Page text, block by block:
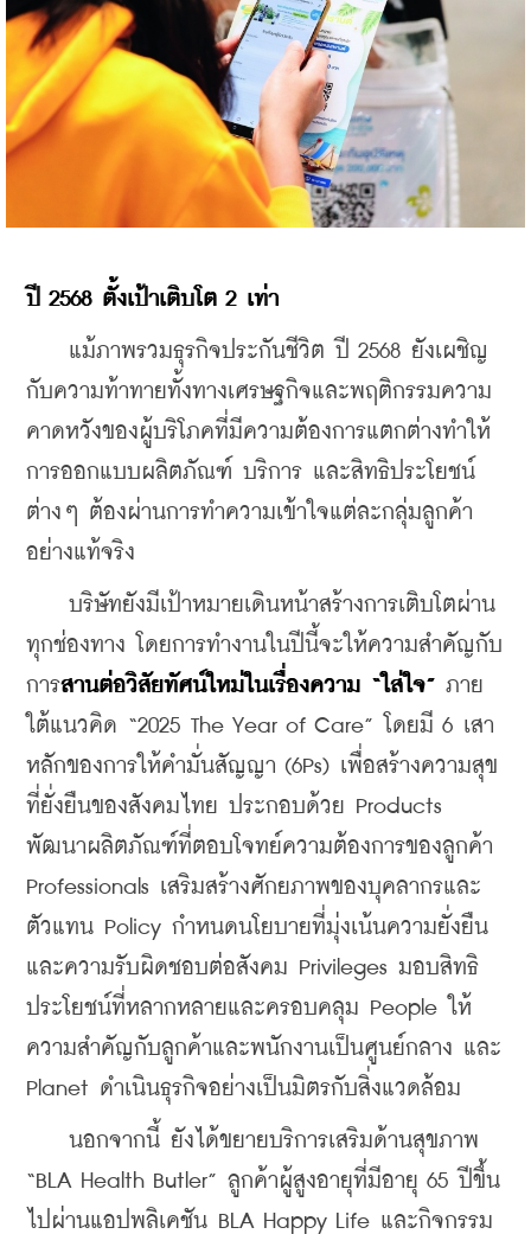
ปี 2568 ตั้งเป้าเติบโต 2 เท่า
แม้ภาพรวมธุรกิจประกันชีวิต ปี 2568 ยังเผชิญ
กับความท้าทายทั้งทางเศรษฐกิจและพฤติกรรมความ
คาดหวังของผู้บริโภคที่มีความต้องการแตกต่างทำให้
การออกแบบผลิตภัณฑ์ บริการ และสิทธิประโยชน์
ต่างๆ ต้องผ่านการทำความเข้าใจแต่ละกลุ่มลูกค้า
อย่างแท้จริง
บริษัทยังมีเป้าหมายเดินหน้าสร้างการเติบโตผ่าน
ทุกช่องทาง โดยการทำงานในปีนี้จะให้ความสำคัญกับ
การสานต่อวิสัยทัศน์ใหม่ในเรื่องความ “ใส่ใจ” ภาย
ใต้แนวคิด “2025 The Year of Care” โดยมี 6 เสา
หลักของการให้คำมั่นสัญญา (6Ps) เพื่อสร้างความสุข
ที่ยั่งยืนของสังคมไทย ประกอบด้วย Products
พัฒนาผลิตภัณฑ์ที่ตอบโจทย์ความต้องการของลูกค้า
Professionals เสริมสร้างศักยภาพของบุคลากรและ
ตัวแทน Policy กำหนดนโยบายที่มุ่งเน้นความยั่งยืน
และความรับผิดชอบต่อสังคม Privileges มอบสิทธิ
ประโยชน์ที่หลากหลายและครอบคลุม People ให้
ความสำคัญกับลูกค้าและพนักงานเป็นศูนย์กลาง และ
Planet ดำเนินธุรกิจอย่างเป็นมิตรกับสิ่งแวดล้อม
นอกจากนี้ ยังได้ขยายบริการเสริมด้านสุขภาพ
“BLA Health Butler” ลูกค้าผู้สูงอายุที่มีอายุ 65 ปีขึ้น
ไปผ่านแอปพลิเคชัน BLA Happy Life และกิจกรรม